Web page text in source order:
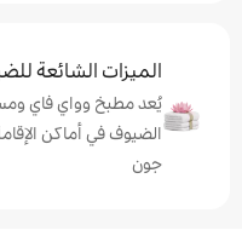
الميزات الشائعة
يُعد مطبخ وواي فاي
الضيوف في أماكن
جون